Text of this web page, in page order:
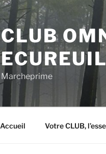
CLUB
Marcheprime
Accueil Votre CLUB,